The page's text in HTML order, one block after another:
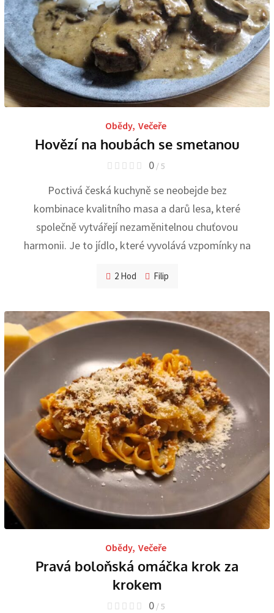
Obědy, Večeře
Hovězí na houbách se smetanou
0 / 5
Poctivá česká kuchyně se neobejde bez
kombinace kvalitního masa a darů lesa, které
společně vytvářejí nezaměnitelnou chuťovou
harmonii. Je to jídlo, které vyvolává vzpomínky na
2 Hod Filip
Obědy, Večeře
Pravá boloňská omáčka krok za
krokem
0 / 5